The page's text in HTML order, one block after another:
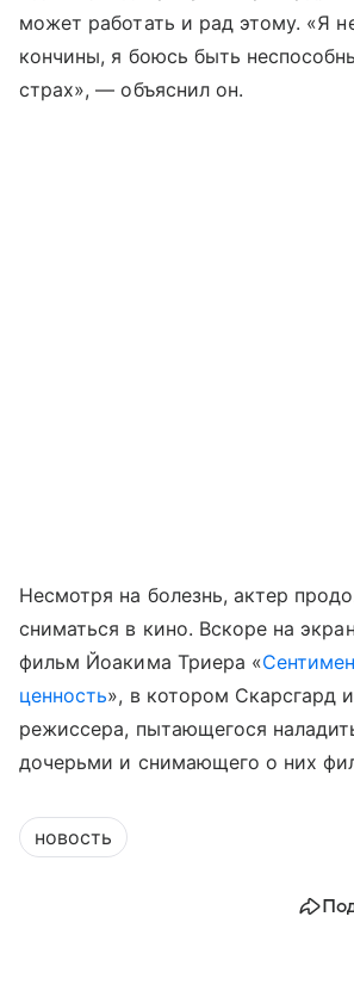
может работать и рад этому. «Я
кончины, я боюсь быть
страх», — объяснил он.
Несмотря на болезнь, актер
сниматься в кино. Вскоре на
фильм Йоакима Триера «
ценность», в котором Скарсгард
режиссера, пытающегося
дочерьми и снимающего о них
новость